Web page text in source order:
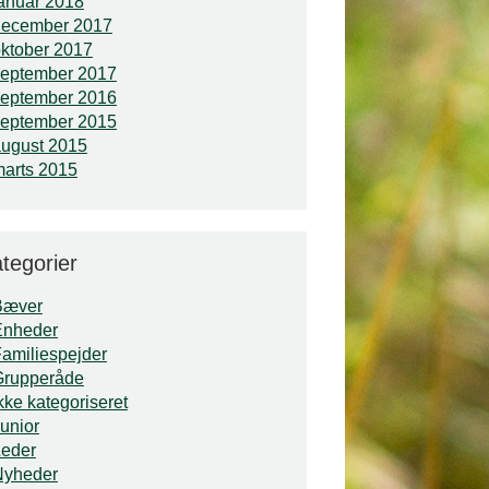
2017
2017
2017
2016
2015
2015
2015
kategoriseret